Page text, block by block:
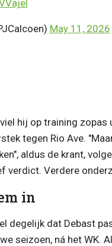
May 11, 2026
viel hij op training
tegen Rio Ave.
aldus de krant,
verdict. Verdere
in
degelijk dat Debast
seizoen, ná het WK.